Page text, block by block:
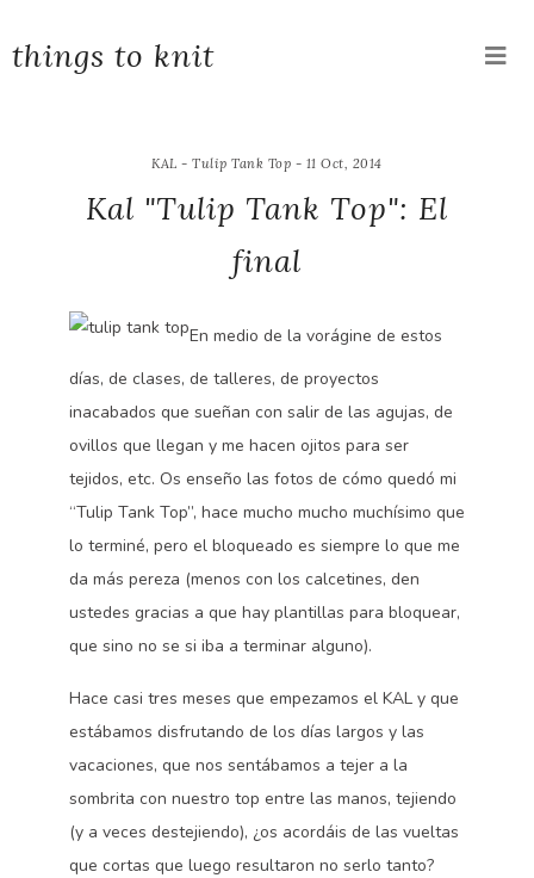
things to knit
KAL - Tulip Tank Top - 11 Oct, 2014
Kal "Tulip Tank Top": El
final
En medio de la vorágine de estos
días, de clases, de talleres, de proyectos
inacabados que sueñan con salir de las agujas, de
ovillos que llegan y me hacen ojitos para ser
tejidos, etc. Os enseño las fotos de cómo quedó mi
“Tulip Tank Top”, hace mucho mucho muchísimo que
lo terminé, pero el bloqueado es siempre lo que me
da más pereza (menos con los calcetines, den
ustedes gracias a que hay plantillas para bloquear,
que sino no se si iba a terminar alguno).
Hace casi tres meses que empezamos el KAL y que
estábamos disfrutando de los días largos y las
vacaciones, que nos sentábamos a tejer a la
sombrita con nuestro top entre las manos, tejiendo
(y a veces destejiendo), ¿os acordáis de las vueltas
que cortas que luego resultaron no serlo tanto?